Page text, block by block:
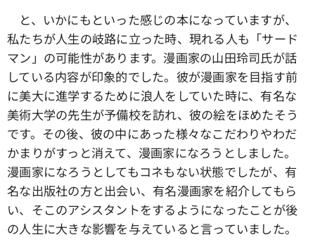
と、いかにもといった感じの本になっていますが、
私たちが人生の岐路に立った時、現れる人も「サード
マン」の可能性があります。漫画家の山田玲司氏が話
している内容が印象的でした。彼が漫画家を目指す前
に美大に進学するために浪人をしていた時に、有名な
美術大学の先生が予備校を訪れ、彼の絵をほめたそう
です。その後、彼の中にあった様々なこだわりやわだ
かまりがすっと消えて、漫画家になろうとしました。
漫画家になろうとしてもコネもない状態でしたが、有
名な出版社の方と出会い、有名漫画家を紹介してもら
い、そこのアシスタントをするようになったことが後
の人生に大きな影響を与えていると言っていました。